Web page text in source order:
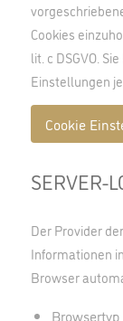
Cookies
lit. c DSGVO.
Einstellungen
Cookie
SERVER-
Der Provider
Informationen
Browser